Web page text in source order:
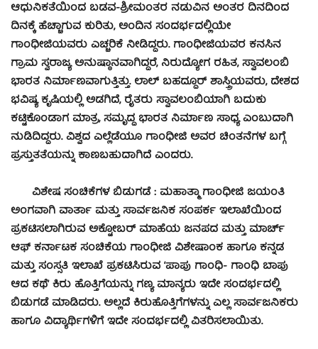
ಆಧುನಿಕತೆಯಿಂದ ಬಡವ-ಶ್ರೀಮಂತರ ನಡುವಿನ ಅಂತರ ದಿನದಿಂದ
ದಿನಕ್ಕೆ ಹೆಚ್ಚಾಗುವ ಕುರಿತು, ಅಂದಿನ ಸಂದರ್ಭದಲ್ಲಿಯೇ
ಗಾಂಧೀಜಿಯವರು ಎಚ್ಚರಿಕೆ ನೀಡಿದ್ದರು. ಗಾಂಧೀಜಿಯವರ ಕನಸಿನ
ಗ್ರಾಮ ಸ್ವರಾಜ್ಯ ಅನುಷ್ಠಾನವಾಗಿದ್ದರೆ, ನಿರುದ್ಯೋಗ ರಹಿತ, ಸ್ವಾವಲಂಬಿ
ಭಾರತ ನಿರ್ಮಾಣವಾಗುತ್ತಿತ್ತು. ಲಾಲ್ ಬಹದ್ದೂರ್ ಶಾಸ್ತ್ರಿಯವರು, ದೇಶದ
ಭವಿಷ್ಯ ಕೃಷಿಯಲ್ಲಿ ಅಡಗಿದೆ, ರೈತರು ಸ್ವಾವಲಂಬಿಯಾಗಿ ಬದುಕು
ಕಟ್ಟಿಕೊಂಡಾಗ ಮಾತ್ರ, ಸಮೃದ್ಧ ಭಾರತ ನಿರ್ಮಾಣ ಸಾಧ್ಯ ಎಂಬುದಾಗಿ
ನುಡಿದಿದ್ದರು.ವಿಶ್ವದ ಎಲ್ಲೆಡೆಯೂ ಗಾಂಧೀಜಿ ಅವರ ಚಿಂತನೆಗಳ ಬಗ್ಗೆ
ಪ್ರಸ್ತುತತೆಯನ್ನು ಕಾಣಬಹುದಾಗಿದೆ ಎಂದರು.
ವಿಶೇಷ ಸಂಚಿಕೆಗಳ ಬಿಡುಗಡೆ : ಮಹಾತ್ಮಾ ಗಾಂಧೀಜಿ ಜಯಂತಿ
ಅಂಗವಾಗಿ ವಾರ್ತಾ ಮತ್ತು ಸಾರ್ವಜನಿಕ ಸಂಪರ್ಕ ಇಲಾಖೆಯಿಂದ
ಪ್ರಕಟಿಸಲಾಗಿರುವ ಅಕ್ಟೋಬರ್ ಮಾಹೆಯ ಜನಪದ ಮತ್ತು ಮಾರ್ಚ್
ಆಫ್ ಕರ್ನಾಟಕ ಸಂಚಿಕೆಯ ಗಾಂಧೀಜಿ ವಿಶೇಷಾಂಕ ಹಾಗೂ ಕನ್ನಡ
ಮತ್ತು ಸಂಸ್ಸತಿ ಇಲಾಖೆ ಪ್ರಕಟಿಸಿರುವ ‘ಪಾಪು ಗಾಂಧಿ- ಗಾಂಧಿ ಬಾಪು
ಆದ ಕಥೆ’ ಕಿರು ಹೊತ್ತಿಗೆಯನ್ನು ಗಣ್ಯ ಮಾನ್ಯರು ಇದೇ ಸಂದರ್ಭದಲ್ಲಿ
ಬಿಡುಗಡೆ ಮಾಡಿದರು. ಅಲ್ಲದೆ ಕಿರುಹೊತ್ತಿಗೆಗಳನ್ನು ಎಲ್ಲ ಸಾರ್ವಜನಿಕರು
ಹಾಗೂ ವಿದ್ಯಾರ್ಥಿಗಳಿಗೆ ಇದೇ ಸಂದರ್ಭದಲ್ಲಿ ವಿತರಿಸಲಾಯಿತು.